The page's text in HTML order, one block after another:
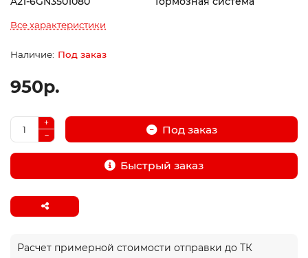
Все характеристики
Под заказ
950р.
Под заказ
Быстрый заказ
Расчет примерной стоимости отправки до ТК